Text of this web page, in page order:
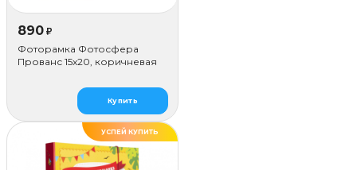
890 ₽
Фоторамка Фотосфера
Прованс 15x20, коричневая
Купить
УСПЕЙ КУПИТЬ